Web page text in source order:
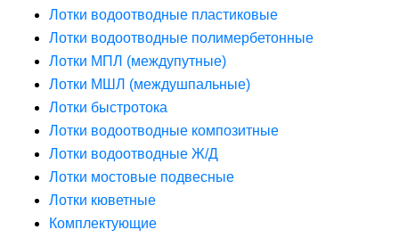
Лотки водоотводные пластиковые
Лотки водоотводные полимербетонные
Лотки МПЛ (междупутные)
Лотки МШЛ (междушпальные)
Лотки быстротока
Лотки водоотводные композитные
Лотки водоотводные Ж/Д
Лотки мостовые подвесные
Лотки кюветные
Комплектующие